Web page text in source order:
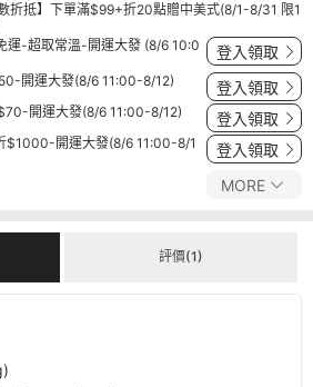
數折抵】下單滿$99+折20點贈中美式(8/1-8/31 限1
運-超取常溫-開運大發 (8/6 10:0
登入領取
開運大發(8/6 11:00-8/12) 登入領取
開運大發(8/6 11:00-8/12) 登入領取
$1000-開運大發(8/6 11:00-8/1
登入領取
MORE
評價(1)